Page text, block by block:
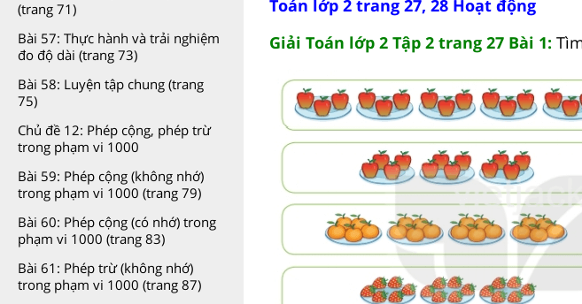
(trang 71)
Bài 57: Thực hành và trải nghiệm
đo độ dài (trang 73)
Bài 58: Luyện tập chung (trang
75)
Chủ đề 12: Phép cộng, phép trừ
trong phạm vi 1000
Bài 59: Phép cộng (không nhớ)
trong phạm vi 1000 (trang 79)
Bài 60: Phép cộng (có nhớ) trong
phạm vi 1000 (trang 83)
Bài 61: Phép trừ (không nhớ)
trong phạm vi 1000 (trang 87)
Toán lớp 2 trang 27, 28 Hoạt động
Giải Toán lớp 2 Tập 2 trang 27 Bài 1: